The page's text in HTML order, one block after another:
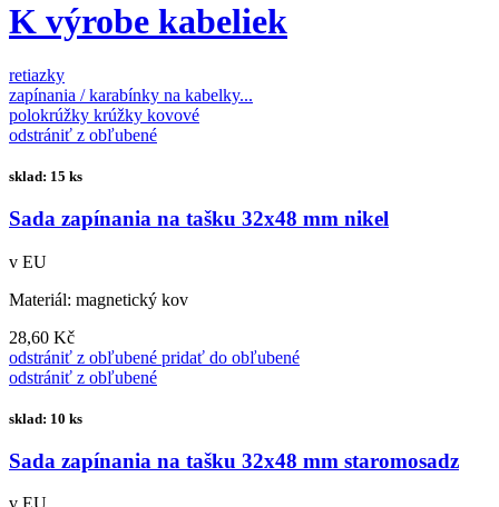
K výrobe kabeliek
retiazky
zapínania / karabínky na kabelky...
polokrúžky krúžky kovové
odstrániť z obľubené
sklad: 15 ks
Sada zapínania na tašku 32x48 mm nikel
v EU
Materiál: magnetický kov
28,60 Kč
odstrániť z obľubené pridať do obľubené
odstrániť z obľubené
sklad: 10 ks
Sada zapínania na tašku 32x48 mm staromosadz